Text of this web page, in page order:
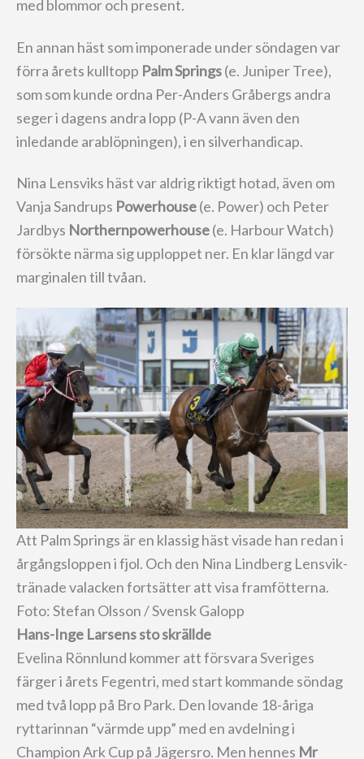
med blommor och present.
En annan häst som imponerade under söndagen var
förra årets kulltopp Palm Springs(e. Juniper Tree),
som som kunde ordna Per-Anders Gråbergs andra
seger i dagens andra lopp (P-A vann även den
inledande arablöpningen), i en silverhandicap.
Nina Lensviks häst var aldrig riktigt hotad, även om
Vanja Sandrups Powerhouse(e. Power) och Peter
Jardbys Northernpowerhouse(e. Harbour Watch)
försökte närma sig upploppet ner. En klar längd var
marginalen till tvåan.
Att Palm Springs är en klassig häst visade han redan i
årgångsloppen i fjol. Och den Nina Lindberg Lensvik-
tränade valacken fortsätter att visa framfötterna.
Foto: Stefan Olsson / Svensk Galopp
Hans-Inge Larsens sto skrällde
Evelina Rönnlund kommer att försvara Sveriges
färger i årets Fegentri, med start kommande söndag
med två lopp på Bro Park. Den lovande 18-åriga
ryttarinnan “värmde upp” med en avdelning i
Champion Ark Cup på Jägersro. Men hennes Mr